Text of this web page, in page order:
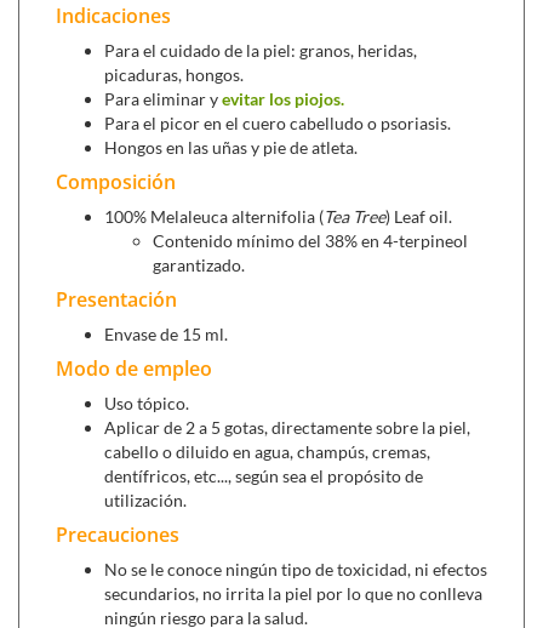
Para ahuyentarlos
en las yemas de los dedos y aplicar detrás de las
orejas y en la nuca a diario. Una vez a la semana
podemos añadir 3 o 4 gotas al champú y dejar
actuar 5 minutos, después aclarar como de
costumbre.
producto por todo el cabello y dejar actuar. Si es
un niño menor de un año es recomendable
lendrera para eliminar las liendres y los piojos del
cabello. Un par de veces a la semana añadir 3 o 4
gotas al champú y aclarar como de costumbre.
Hongos en los pies y las uñas
Indicaciones
Para el cuidado de la piel: granos, heridas,
picaduras, hongos.
Para eliminar yevitar los piojos.
Para el picor en el cuero cabelludo o psoriasis.
Hongos en las uñas y pie de atleta.
Composición
100% Melaleuca alternifolia (Tea Tree) Leaf oil.
Contenido mínimo del 38% en 4-terpineol
garantizado.
Presentación
Envase de 15 ml.
Modo de empleo
Uso tópico.
Aplicar de 2 a 5 gotas, directamente sobre la piel,
cabello o diluido en agua, champús, cremas,
dentífricos, etc..., según sea el propósito de
utilización.
Precauciones
No se le conoce ningún tipo de toxicidad, ni efectos
secundarios, no irrita la piel por lo que no conlleva
ningún riesgo para la salud.